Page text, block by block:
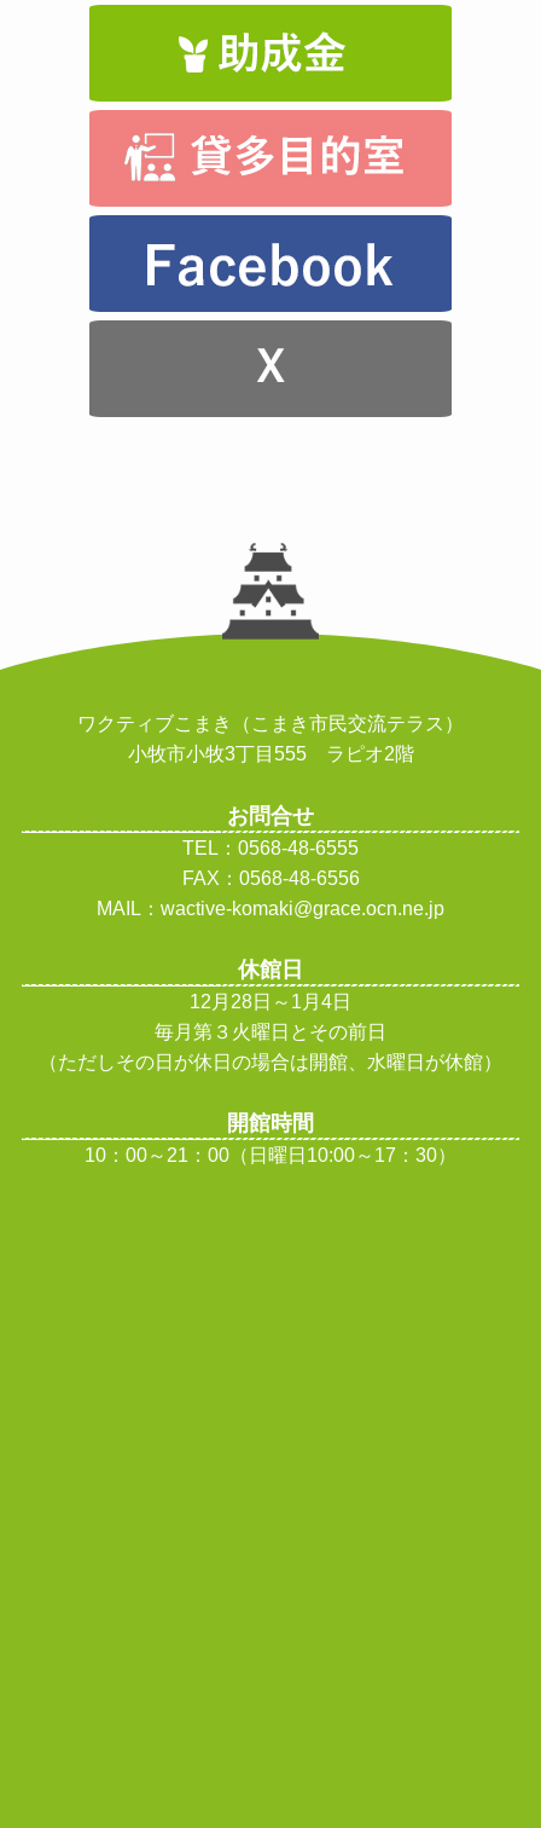
ワクティブこまき（こまき市民交流テラス）
小牧市小牧3丁目555 ラピオ2階
お問合せ
TEL：0568-48-6555
FAX：0568-48-6556
MAIL：wactive-komaki@grace.ocn.ne.jp
休館日
12月28日～1月4日
毎月第３火曜日とその前日
（ただしその日が休日の場合は開館、水曜日が休館）
開館時間
10：00～21：00（日曜日10:00～17：30）